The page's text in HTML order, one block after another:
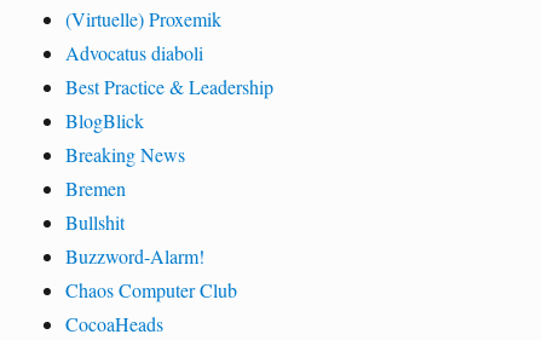
(Virtuelle) Proxemik
Advocatus diaboli
Best Practice & Leadership
BlogBlick
Breaking News
Bremen
Bullshit
Buzzword-Alarm!
Chaos Computer Club
CocoaHeads